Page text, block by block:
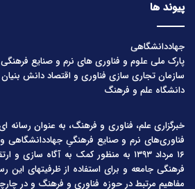
پیوند ها
جهاددانشگاهی
پارک ملی علوم و فناوری های نرم و صنایع فرهنگی
سازمان تجاری سازی فناوری و اقتصاد دانش
دانشگاه علم و فرهنگ
خبرگزاری علم، فناوری و فرهنگ، به عنوان رسانه
فناوری‌های نرم و صنایع فرهنگیِ جهاددانشگاهی
۱۶ مرداد ۱۳۹۳ به منظور کمک به آگاه
فرهنگی جامعه و برای استفاده از ظرفیتهای این
مفاهیم مرتبط در حوزه فناوری و فرهنگ و در